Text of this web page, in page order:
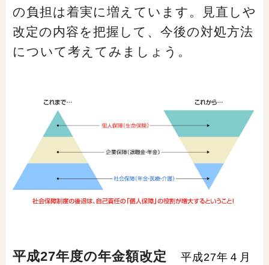
の負担は着実に増えています。見直しや
改定の内容を把握して、今後の対処方法
について考えてみましょう。
平成27年度の年金額改定
平成27年４月